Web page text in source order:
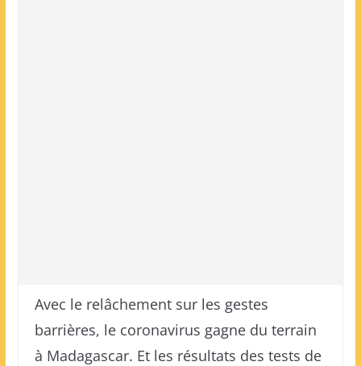
Avec le relâchement sur les gestes
barrières, le coronavirus gagne du terrain
à Madagascar. Et les résultats des tests de